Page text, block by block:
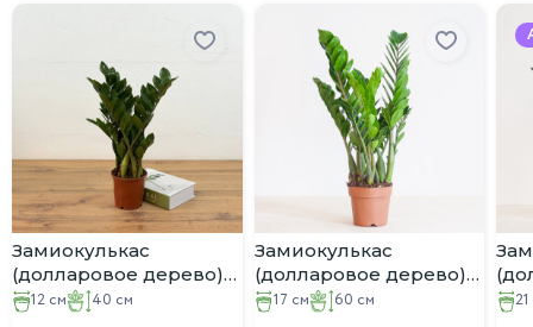
Замиокулькас
(долларовое дерево)
D:12CM H:40CM
12 см 40 см
Замиокулькас
(долларовое дерево)
D:17CM H:60CM
17 см 60 см